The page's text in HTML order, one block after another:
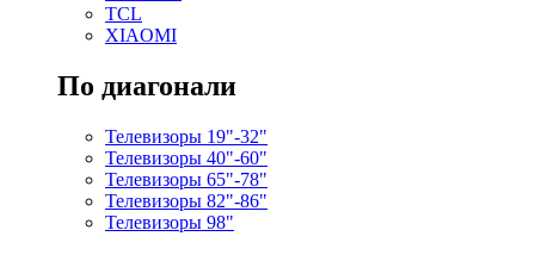
TCL
XIAOMI
По диагонали
Телевизоры 19"-32"
Телевизоры 40"-60"
Телевизоры 65"-78"
Телевизоры 82"-86"
Телевизоры 98"